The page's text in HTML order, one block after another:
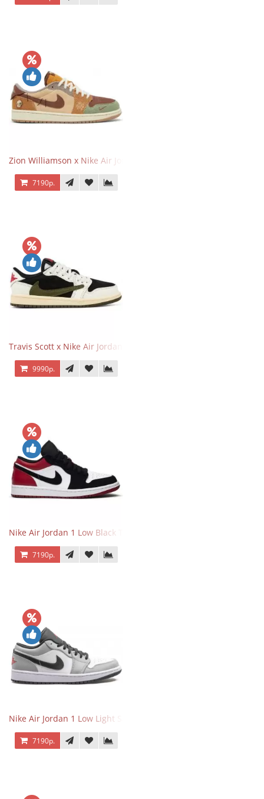
Zion Williamson x Nike Air Jordan 1 Retro Low OG Voodoo
7190р.
Travis Scott x Nike Air Jordan 1 Retro Low OG SP Olive
9990р.
Nike Air Jordan 1 Low Black Toe
7190р.
Nike Air Jordan 1 Low Light Smoke Grey
7190р.